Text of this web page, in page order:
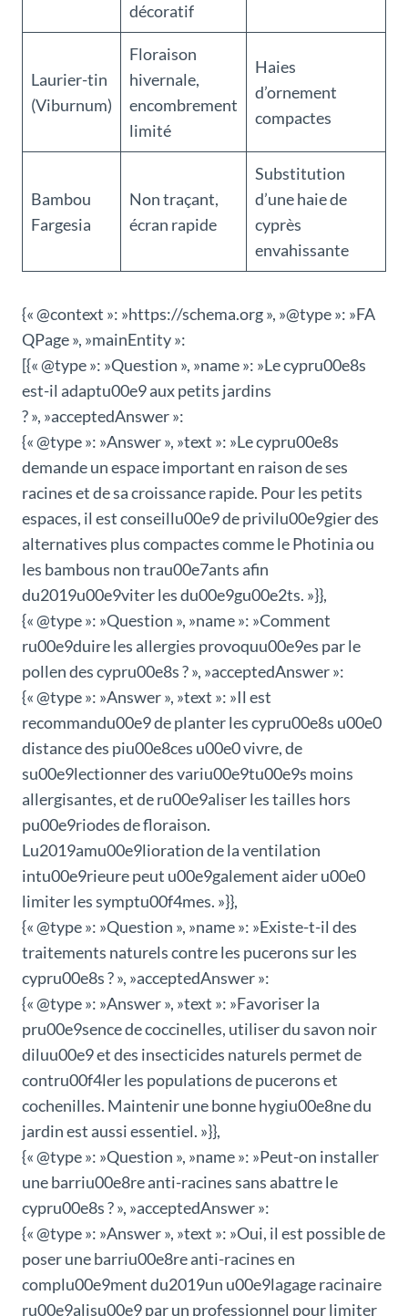
décoratif
Laurier-tin
(Viburnum)
Floraison
hivernale,
encombrement
limité
Haies
d’ornement
compactes
Bambou
Fargesia
Non traçant,
écran rapide
Substitution
d’une haie de
cyprès
envahissante
{« @context »: »https://schema.org », »@type »: »FA
QPage », »mainEntity »:
[{« @type »: »Question », »name »: »Le cypru00e8s
est-il adaptu00e9 aux petits jardins
? », »acceptedAnswer »:
{« @type »: »Answer », »text »: »Le cypru00e8s
demande un espace important en raison de ses
racines et de sa croissance rapide. Pour les petits
espaces, il est conseillu00e9 de privilu00e9gier des
alternatives plus compactes comme le Photinia ou
les bambous non trau00e7ants afin
du2019u00e9viter les du00e9gu00e2ts. »}},
{« @type »: »Question », »name »: »Comment
ru00e9duire les allergies provoquu00e9es par le
pollen des cypru00e8s ? », »acceptedAnswer »:
{« @type »: »Answer », »text »: »Il est
recommandu00e9 de planter les cypru00e8s u00e0
distance des piu00e8ces u00e0 vivre, de
su00e9lectionner des variu00e9tu00e9s moins
allergisantes, et de ru00e9aliser les tailles hors
pu00e9riodes de floraison.
Lu2019amu00e9lioration de la ventilation
intu00e9rieure peut u00e9galement aider u00e0
limiter les symptu00f4mes. »}},
{« @type »: »Question », »name »: »Existe-t-il des
traitements naturels contre les pucerons sur les
cypru00e8s ? », »acceptedAnswer »:
{« @type »: »Answer », »text »: »Favoriser la
pru00e9sence de coccinelles, utiliser du savon noir
diluu00e9 et des insecticides naturels permet de
contru00f4ler les populations de pucerons et
cochenilles. Maintenir une bonne hygiu00e8ne du
jardin est aussi essentiel. »}},
{« @type »: »Question », »name »: »Peut-on installer
une barriu00e8re anti-racines sans abattre le
cypru00e8s ? », »acceptedAnswer »:
{« @type »: »Answer », »text »: »Oui, il est possible de
poser une barriu00e8re anti-racines en
complu00e9ment du2019un u00e9lagage racinaire
ru00e9alisu00e9 par un professionnel pour limiter